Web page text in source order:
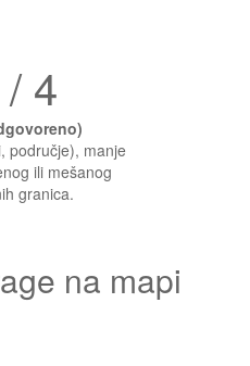
4
područje), manje
ili mešanog
granica.
na mapi